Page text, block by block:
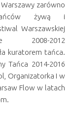
zarówno
żywą i
Warszawskiej
2008-2012
kuratorem tańca.
Tańca 2014-2016
Organizatorka I w
Flow w latach
.